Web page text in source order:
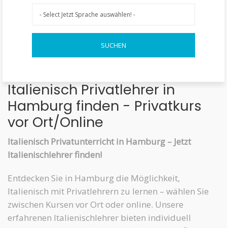
Italienisch Privatlehrer in
Hamburg finden - Privatkurs
vor Ort/Online
Italienisch Privatunterricht in Hamburg – Jetzt
Italienischlehrer finden!
Entdecken Sie in Hamburg die Möglichkeit,
Italienisch mit Privatlehrern zu lernen – wählen Sie
zwischen Kursen vor Ort oder online. Unsere
erfahrenen Italienischlehrer bieten individuell